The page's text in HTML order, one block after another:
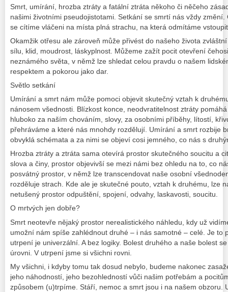
Smrt, umírání, hrozba ztráty a fatální ztráta někoho či něčeho
našimi životními pseudojistotami. Setkání se smrtí nás vždy
se cítíme vláčeni na místa plná strachu, na která odmítáme
Okamžik otřesu ale zároveň může přivést do našeho života
sílu, klid, moudrost, láskyplnost. Můžeme zažít pocit otevření
neznámého světa, v němž lze shledat celou pravdu o našem
respektem a pokorou jako dar.
Světlo setkání
Umírání a smrt nám může pomoci objevit skutečný vztah k
nánosem všednosti. Blízkost konce, neodvratitelnost ztráty
hluboko za naším chováním, slovy, za osobními příběhy, lítostí,
přehráváme a které nás mnohdy rozdělují. Umírání a smrt rozbije
obvyklá schémata a za nimi se objeví cosi jemného, co nás s
Hrozba ztráty a ztráta sama otevírá prostor skutečného soucitu a
slova a činy, prostor objevivší se mezi námi bez ohledu na to, co
posvátný prostor, v němž lze transcendovat naše osobní
rozděluje strach. Kde ale je skutečné pouto, vztah k druhému, lze
netušený prostor odpuštění, spojení, odvahy, laskavosti, soucitu.
O mrtvých jen dobře?
Smrt neotevře nějaký prostor nerealistického náhledu, kdy už
umožní nám spíše zahlédnout druhé – i nás samotné – celé. Je to
utrpení je univerzální. A bez logiky. Bolest druhého a naše bolest
úrovni. V utrpení jsme si všichni rovni.
My všichni, i kdyby tomu tak dosud nebylo, budeme nakonec
jeho náhodností, jeho bezohledností vůči našim potřebám a
způsobem (u)trpíme. Stáří, nemoc a smrt jsou i na našem obzoru.